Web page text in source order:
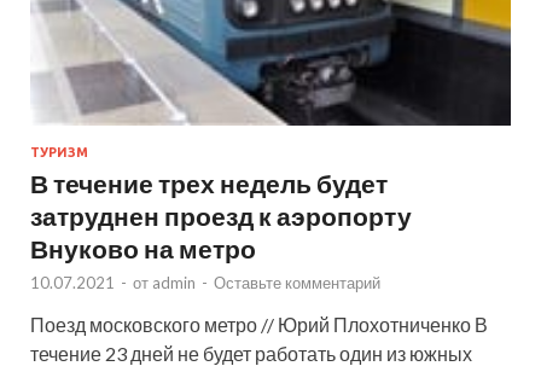
ТУРИЗМ
В течение трех недель будет
затруднен проезд к аэропорту
Внуково на метро
10.07.2021 - от admin - Оставьте комментарий
Поезд московского метро // Юрий Плохотниченко В
течение 23 дней не будет работать один из южных